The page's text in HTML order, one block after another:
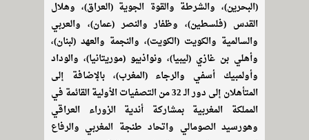
(البحرين)، والشرطة والقوة الجوية (العراق)، وهلال
القدس (فلسطين)، وظفار والنصر (عمان)، والعربي
والسالمية والكويت (الكويت)، والنجمة والعهد (لبنان)،
وأهلي بن غازي (ليبيا)، ونواذيبو (موريتانيا)، والوداد
وأولمبيك أسفي والرجاء (المغرب)، بالإضافة إلى
المتأهلان إلى دور الـ 32 من التصفيات الأولية القائمة في
المملكة المغربية بمشاركة أندية الزوراء العراقي
وهورسيد الصومالي واتحاد طنجة المغربي والرفاع